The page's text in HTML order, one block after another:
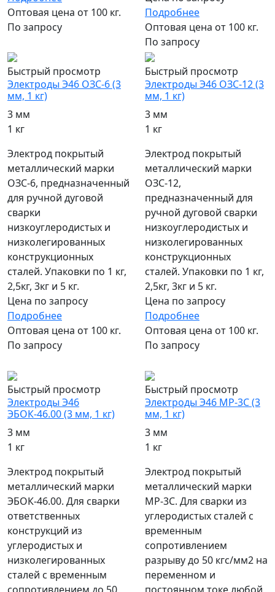
Оптовая цена от 100 кг.
По запросу
Подробнее
Оптовая цена от 100 кг.
По запросу
Быстрый просмотр
Электроды Э46 ОЗС-6 (3
мм, 1 кг)
3 мм
1 кг
Электрод покрытый
металлический марки
ОЗС-6, предназначенный
для ручной дуговой
сварки
низкоуглеродистых и
низколегированных
конструкционных
сталей. Упаковки по 1 кг,
2,5кг, 3кг и 5 кг.
Цена по запросу
Подробнее
Оптовая цена от 100 кг.
По запросу
Быстрый просмотр
Электроды Э46 ОЗС-12 (3
мм, 1 кг)
3 мм
1 кг
Электрод покрытый
металлический марки
ОЗС-12,
предназначенный для
ручной дуговой сварки
низкоуглеродистых и
низколегированных
конструкционных
сталей. Упаковки по 1 кг,
2,5кг, 3кг и 5 кг.
Цена по запросу
Подробнее
Оптовая цена от 100 кг.
По запросу
Быстрый просмотр
Электроды Э46
ЭБОК-46.00 (3 мм, 1 кг)
3 мм
1 кг
Электрод покрытый
металлический марки
ЭБОК-46.00. Для сварки
ответственных
конструкций из
углеродистых и
низколегированных
сталей с временным
Быстрый просмотр
Электроды Э46 МР-3С (3
мм, 1 кг)
3 мм
1 кг
Электрод покрытый
металлический марки
МР-3С. Для сварки из
углеродистых сталей с
временным
сопротивлением
разрыву до 50 кгс/мм2 на
переменном и